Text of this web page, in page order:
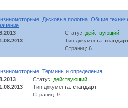
Дисковые полотна. Общие
Статус: действующий
Тип документа: стандарт
Страниц: 6
Термины и определения
Статус: действующий
Тип документа: стандарт
Страниц: 9